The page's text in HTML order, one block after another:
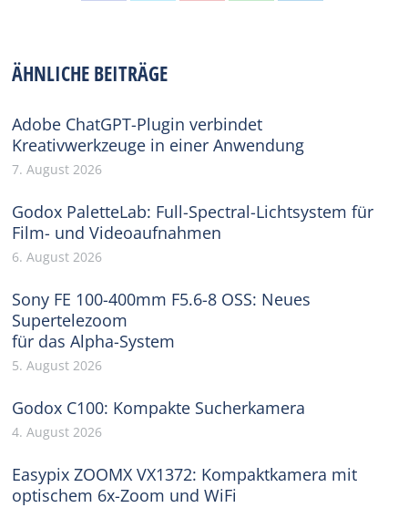
ÄHNLICHE BEITRÄGE
Adobe ChatGPT-Plugin verbindet
Kreativwerkzeuge in einer Anwendung
7. August 2026
Godox PaletteLab: Full-Spectral-Lichtsystem für
Film- und Videoaufnahmen
6. August 2026
Sony FE 100-400mm F5.6-8 OSS: Neues
Supertelezoom
für das Alpha-System
5. August 2026
Godox C100: Kompakte Sucherkamera
4. August 2026
Easypix ZOOMX VX1372: Kompaktkamera mit
optischem 6x-Zoom und WiFi